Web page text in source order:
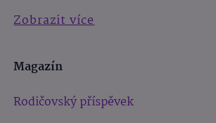
Zobrazit více
Magazín
Rodičovský příspěvek